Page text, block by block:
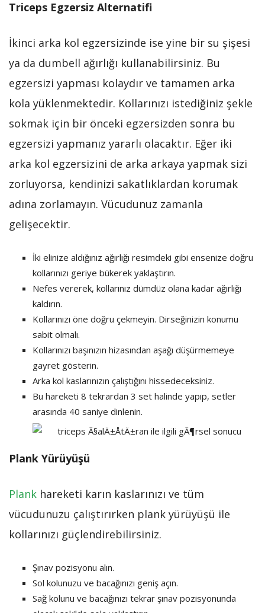
Triceps Egzersiz Alternatifi
İkinci arka kol egzersizinde ise yine bir su şişesi
ya da dumbell ağırlığı kullanabilirsiniz. Bu
egzersizi yapması kolaydır ve tamamen arka
kola yüklenmektedir. Kollarınızı istediğiniz şekle
sokmak için bir önceki egzersizden sonra bu
egzersizi yapmanız yararlı olacaktır. Eğer iki
arka kol egzersizini de arka arkaya yapmak sizi
zorluyorsa, kendinizi sakatlıklardan korumak
adına zorlamayın. Vücudunuz zamanla
gelişecektir.
İki elinize aldığınız ağırlığı resimdeki gibi ensenize doğru
kollarınızı geriye bükerek yaklaştırın.
Nefes vererek, kollarınız dümdüz olana kadar ağırlığı
kaldırın.
Kollarınızı öne doğru çekmeyin. Dirseğinizin konumu
sabit olmalı.
Kollarınızı başınızın hizasından aşağı düşürmemeye
gayret gösterin.
Arka kol kaslarınızın çalıştığını hissedeceksiniz.
Bu hareketi 8 tekrardan 3 set halinde yapıp, setler
arasında 40 saniye dinlenin.
Plank Yürüyüşü
Plank hareketi karın kaslarınızı ve tüm
vücudunuzu çalıştırırken plank yürüyüşü ile
kollarınızı güçlendirebilirsiniz.
Şınav pozisyonu alın.
Sol kolunuzu ve bacağınızı geniş açın.
Sağ kolunu ve bacağınızı tekrar şınav pozisyonunda